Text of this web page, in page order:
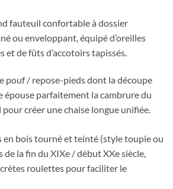
fauteuil confortable à dossier
ou enveloppant, équipé d’oreilles
et de fûts d’accotoirs tapissés.
pouf / repose-pieds dont la découpe
épouse parfaitement la cambrure du
créer une chaise longue unifiée.
en bois tourné et teinté (style toupie ou
la fin du XIXe / début XXe siècle,
roulettes pour faciliter le